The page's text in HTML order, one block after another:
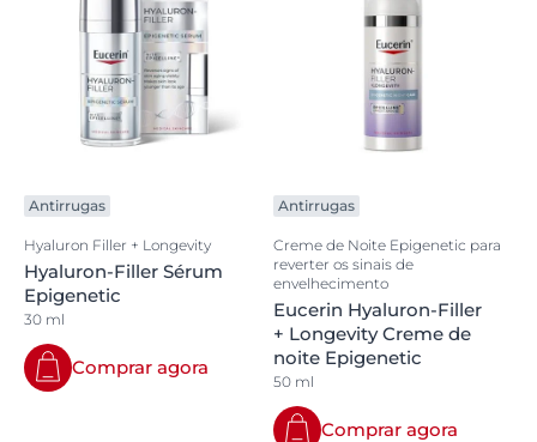
Antirrugas
Hyaluron Filler + Longevity
Hyaluron-Filler Sérum
Epigenetic
30 ml
Comprar agora
Antirrugas
Creme de Noite Epigenetic para
reverter os sinais de
envelhecimento
Eucerin Hyaluron-Filler
+ Longevity Creme de
noite Epigenetic
50 ml
Comprar agora